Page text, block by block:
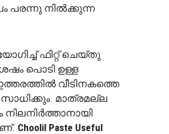
പരന്നു നിൽക്കുന്ന
ഫിറ്റ് ചെയ്തു
പൊടി ഉള്ള
വീടിനകത്തെ
മാത്രമല്ല
Choolil Paste Useful